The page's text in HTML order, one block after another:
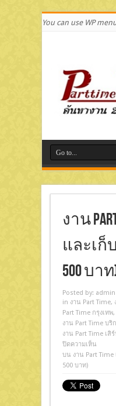
You can use WP
งาน
และเก็
500 บา
Posted by: admin
in งาน Part Time,
Part Time กรุงเทพ,
งาน Part Time บริ
งาน Part Time เสิร์
ปิดความเห็น
บน งาน Part Time
500 บาท)